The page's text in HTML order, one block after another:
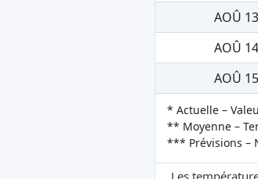
AOÛ 13
AOÛ 14
AOÛ 15
* Actuelle –
** Moyenne –
*** Prévisions –